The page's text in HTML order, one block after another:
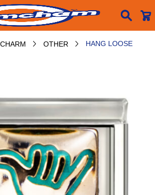

CHARM  OTHER  HANG LOOSE